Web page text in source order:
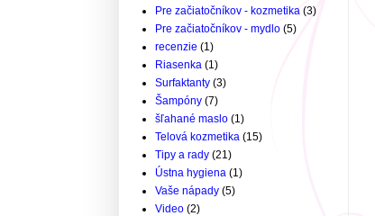
Pre začiatočníkov - kozmetika (3)
Pre začiatočníkov - mydlo (5)
recenzie (1)
Riasenka (1)
Surfaktanty (3)
Šampóny (7)
šľahané maslo (1)
Telová kozmetika (15)
Tipy a rady (21)
Ústna hygiena (1)
Vaše nápady (5)
Video (2)